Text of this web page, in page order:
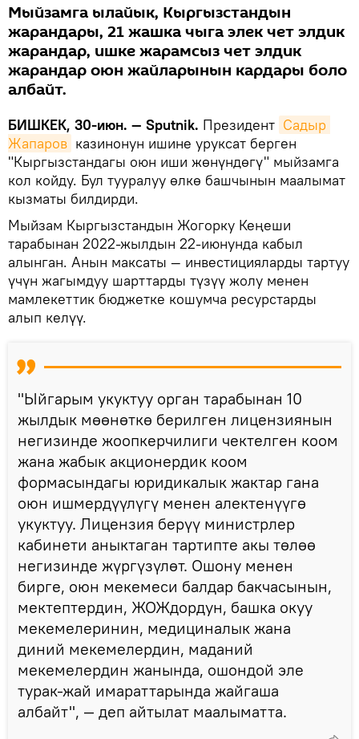
Мыйзамга ылайык, Кыргызстандын
жарандары, 21 жашка чыга элек чет элдик
жарандар, ишке жарамсыз чет элдик
жарандар оюн жайларынын кардары боло
албайт.
БИШКЕК, 30-июн. — Sputnik. Президент Садыр
Жапаров казинонун ишине уруксат берген
"Кыргызстандагы оюн иши жөнүндөгү" мыйзамга
кол койду. Бул тууралуу өлкө башчынын маалымат
кызматы билдирди.
Мыйзам Кыргызстандын Жогорку Кеңеши
тарабынан 2022-жылдын 22-июнунда кабыл
алынган. Анын максаты — инвестицияларды тартуу
үчүн жагымдуу шарттарды түзүү жолу менен
мамлекеттик бюджетке кошумча ресурстарды
алып келүү.
"Ыйгарым укуктуу орган тарабынан 10
жылдык мөөнөткө берилген лицензиянын
негизинде жоопкерчилиги чектелген коом
жана жабык акционердик коом
формасындагы юридикалык жактар гана
оюн ишмердүүлүгү менен алектенүүгө
укуктуу. Лицензия берүү министрлер
кабинети аныктаган тартипте акы төлөө
негизинде жүргүзүлөт. Ошону менен
бирге, оюн мекемеси балдар бакчасынын,
мектептердин, ЖОЖдордун, башка окуу
мекемелеринин, медициналык жана
диний мекемелердин, маданий
мекемелердин жанында, ошондой эле
турак-жай имараттарында жайгаша
албайт", — деп айтылат маалыматта.